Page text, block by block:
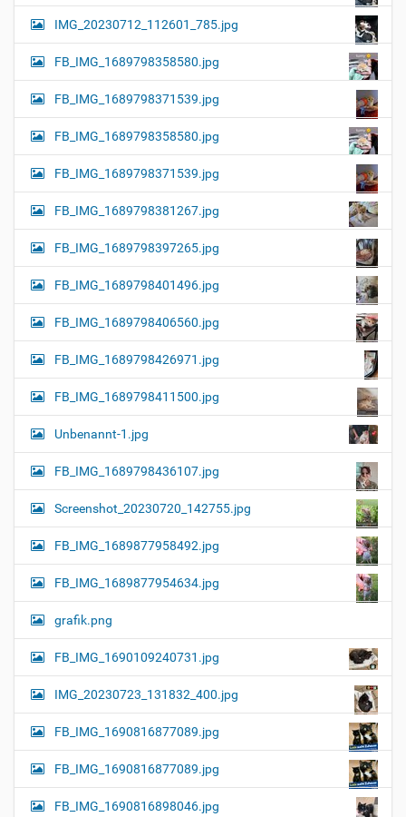
IMG_20230712_112601_785.jpg
FB_IMG_1689798358580.jpg
FB_IMG_1689798371539.jpg
FB_IMG_1689798358580.jpg
FB_IMG_1689798371539.jpg
FB_IMG_1689798381267.jpg
FB_IMG_1689798397265.jpg
FB_IMG_1689798401496.jpg
FB_IMG_1689798406560.jpg
FB_IMG_1689798426971.jpg
FB_IMG_1689798411500.jpg
Unbenannt-1.jpg
FB_IMG_1689798436107.jpg
Screenshot_20230720_142755.jpg
FB_IMG_1689877958492.jpg
FB_IMG_1689877954634.jpg
grafik.png
FB_IMG_1690109240731.jpg
IMG_20230723_131832_400.jpg
FB_IMG_1690816877089.jpg
FB_IMG_1690816877089.jpg
FB_IMG_1690816898046.jpg